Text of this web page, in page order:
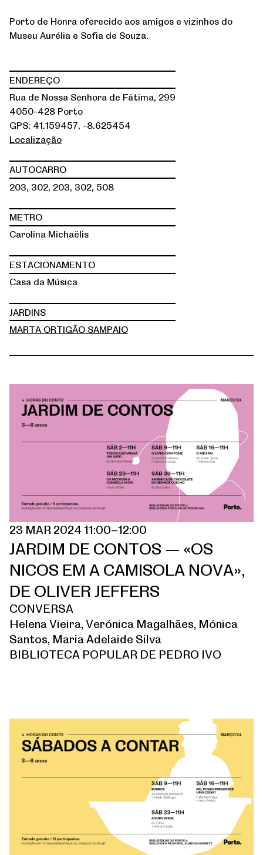
Porto de Honra oferecido aos amigos e vizinhos do
Museu Aurélia e Sofia de Souza.
ENDEREÇO
Rua de Nossa Senhora de Fátima, 299
4050-428 Porto
GPS: 41.159457, -8.625454
Localização
AUTOCARRO
203, 302, 203, 302, 508
METRO
Carolina Michaëlis
ESTACIONAMENTO
Casa da Música
JARDINS
MARTA ORTIGÃO SAMPAIO
23 MAR 2024 11:00–12:00
JARDIM DE CONTOS — «OS
NICOS EM A CAMISOLA NOVA»,
DE OLIVER JEFFERS
CONVERSA
Helena Vieira, Verónica Magalhães, Mónica
Santos, Maria Adelaide Silva
BIBLIOTECA POPULAR DE PEDRO IVO